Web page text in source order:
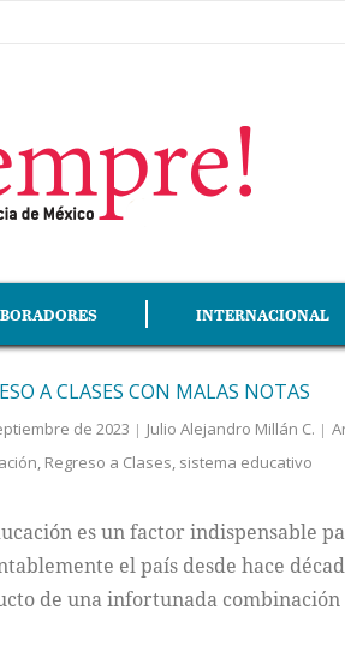
INTERNACIONAL
A CLASES CON MALAS NOTAS
de 2023 Julio Alejandro Millán C.
, Regreso a Clases, sistema educativo
es un factor indispensable
el país desde hace
de una infortunada